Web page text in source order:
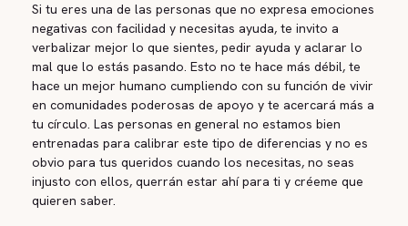
Si tu eres una de las personas que no expresa emociones
negativas con facilidad y necesitas ayuda, te invito a
verbalizar mejor lo que sientes, pedir ayuda y aclarar lo
mal que lo estás pasando. Esto no te hace más débil, te
hace un mejor humano cumpliendo con su función de vivir
en comunidades poderosas de apoyo y te acercará más a
tu círculo. Las personas en general no estamos bien
entrenadas para calibrar este tipo de diferencias y no es
obvio para tus queridos cuando los necesitas, no seas
injusto con ellos, querrán estar ahí para ti y créeme que
quieren saber.